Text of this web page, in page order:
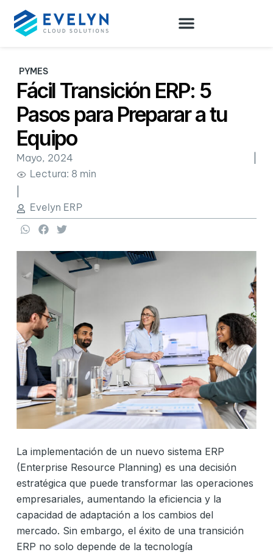
PYMES
Fácil Transición ERP: 5
Pasos para Preparar a tu
Equipo
Mayo, 2024
Lectura: 8 min
Evelyn ERP
La implementación de un nuevo sistema ERP
(Enterprise Resource Planning) es una decisión
estratégica que puede transformar las operaciones
empresariales, aumentando la eficiencia y la
capacidad de adaptación a los cambios del
mercado. Sin embargo, el éxito de una transición
ERP no solo depende de la tecnología